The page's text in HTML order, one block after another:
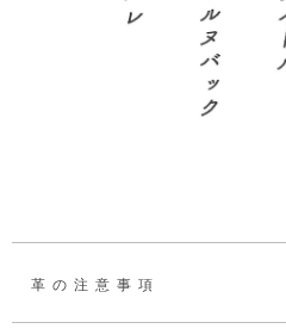
革の注意事項